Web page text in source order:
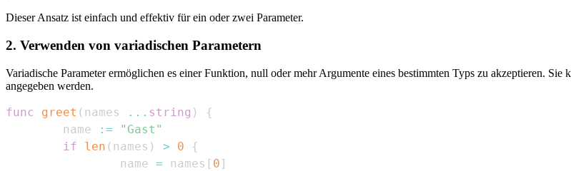
Dieser Ansatz ist einfach und effektiv für ein oder zwei Parameter.
2. Verwenden von variadischen Parametern
Variadische Parameter ermöglichen es einer Funktion, null oder mehr Argumente eines bestimmten Typs zu akzeptieren.
angegeben werden.
func greet ( names ... string )
{
        name
:=
"Gast"
if
len ( names ) > 0
{
                name
= names [ 0 ]